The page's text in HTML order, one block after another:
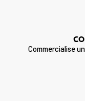
Commercialise